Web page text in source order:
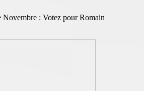
Novembre : Votez pour Romain